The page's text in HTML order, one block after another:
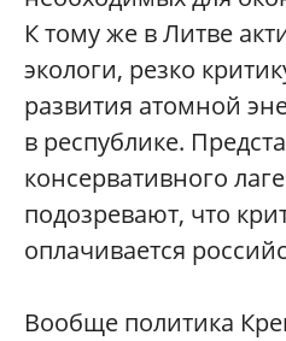
К тому же в Литве
экологи, резко
развития атомной
в республике.
консервативного
подозревают, что
оплачивается
Вообще политика